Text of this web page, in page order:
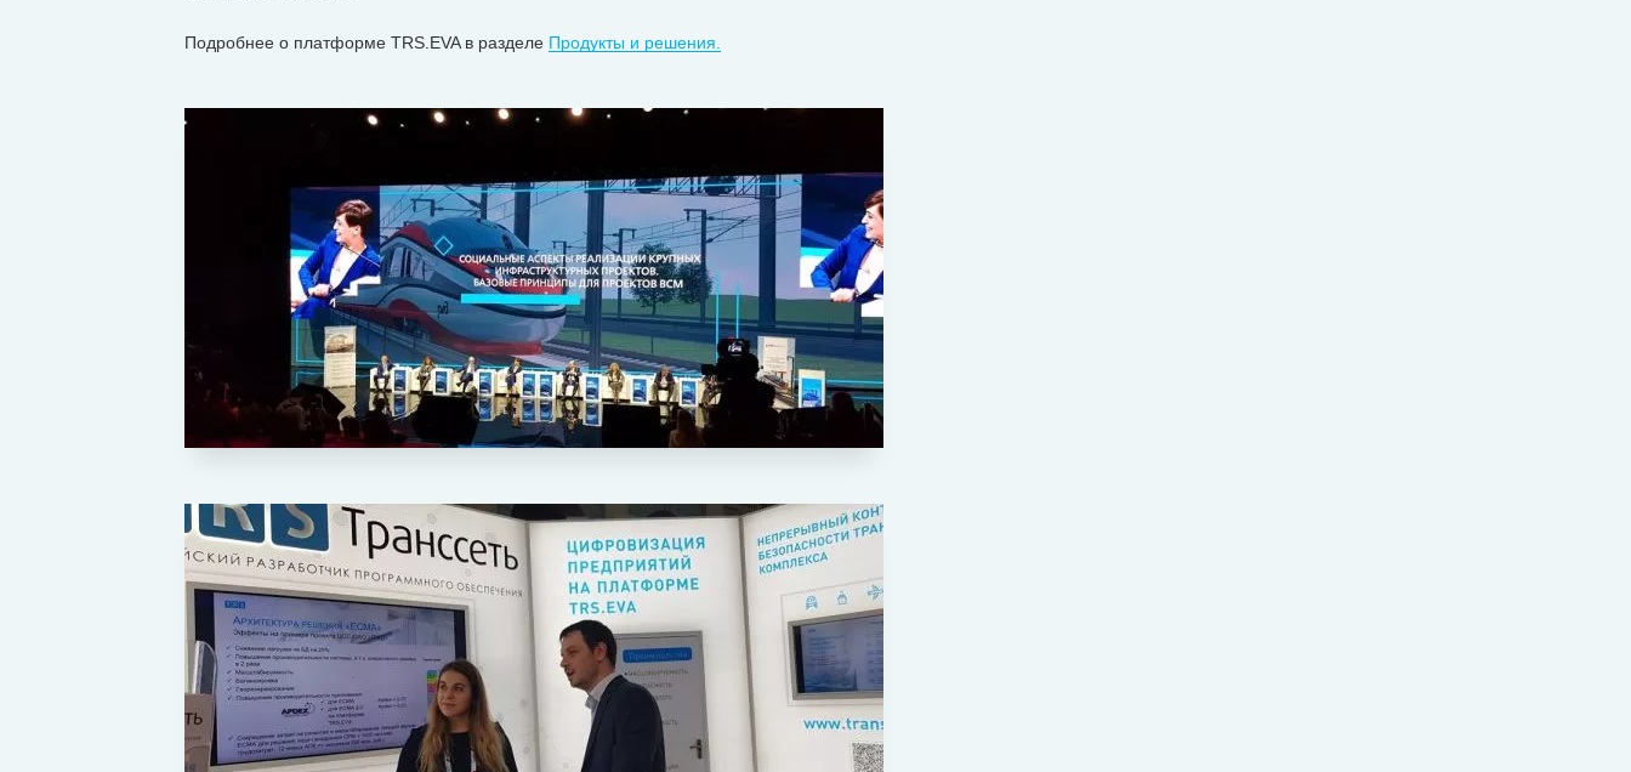
Подробнее о платформе TRS.EVA в разделе Продукты и решения.